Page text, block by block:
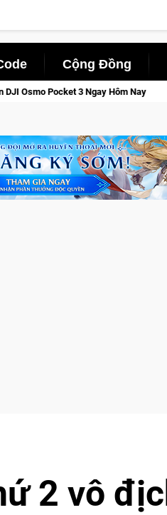
Cộng Đồng
Lineage W – Quyền lực
2 vô